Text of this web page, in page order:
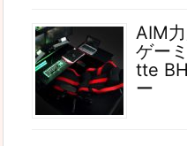
AIM
ゲー
tte
ー